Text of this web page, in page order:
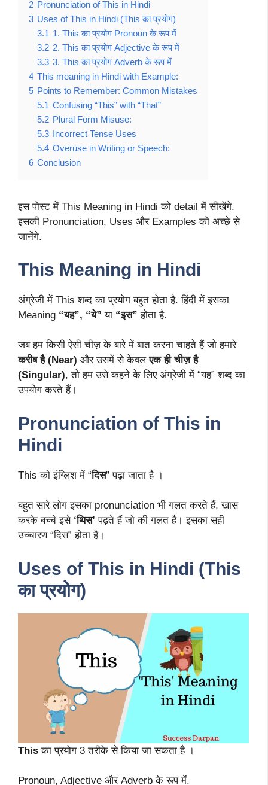
2 Pronunciation of This in Hindi
3 Uses of This in Hindi (This का प्रयोग)
3.1 1. This का प्रयोग Pronoun के रूप में
3.2 2. This का प्रयोग Adjective के रूप में
3.3 3. This का प्रयोग Adverb के रूप में
4 This meaning in Hindi with Example:
5 Points to Remember: Common Mistakes
5.1 Confusing “This” with “That”
5.2 Plural Form Misuse:
5.3 Incorrect Tense Uses
5.4 Overuse in Writing or Speech:
6 Conclusion
इस पोस्ट में This Meaning in Hindi को detail में सीखेंगे.
इसकी Pronunciation, Uses और Examples को अच्छे से
जानेंगे.
This Meaning in Hindi
अंग्रेजी में This शब्द का प्रयोग बहुत होता है. हिंदी में इसका
Meaning “यह”, “ये”या “इस” होता है.
जब हम किसी ऐसी चीज़ के बारे में बात करना चाहते हैं जो हमारे
करीब है (Near) और उसमें से केवलएक ही चीज़ है
(Singular), तो हम उसे कहने के लिए अंग्रेजी में “यह” शब्द का
उपयोग करते हैं।
Pronunciation of This in
Hindi
This को इंग्लिश में “दिस” पढ़ा जाता है ।
बहुत सारे लोग इसका pronunciation भी गलत करते हैं, खास
करके बच्चे इसे ‘थिस’पढ़ते हैं जो की गलत है। इसका सही
उच्चारण “दिस” होता है।
Uses of This in Hindi (This
का प्रयोग)
Thisका प्रयोग 3 तरीके से किया जा सकता है ।
Pronoun, Adjective और Adverb के रूप में.